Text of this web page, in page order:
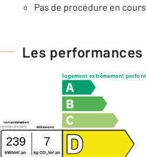
Pas de procédure en cours
Les
logement extrêmement
consommation
émissions
(énergie primaire)
239 7
kWh/m2 .an kg CO2 /m2 .an